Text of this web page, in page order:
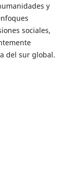
y
sociales,
del sur global.